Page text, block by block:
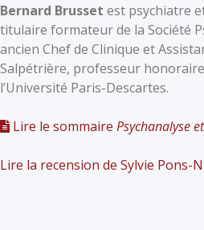
Bernard Brusset est psychiatre
titulaire formateur de la Société
ancien Chef de Clinique et
Salpétrière, professeur
l’Université Paris-Descartes.
Lire le sommaire Psychanalyse
Lire la recension de Sylvie Pons-